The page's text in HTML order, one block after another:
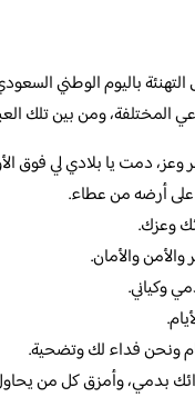
باليوم الوطني
ومن بين تلك
دمت يا بلادي لي فوق
على أرضه من عطاء.
وعزك.
والأمان.
وكياني.
ونحن فداء لك وتضحية.
بدمي، وأمزق كل من